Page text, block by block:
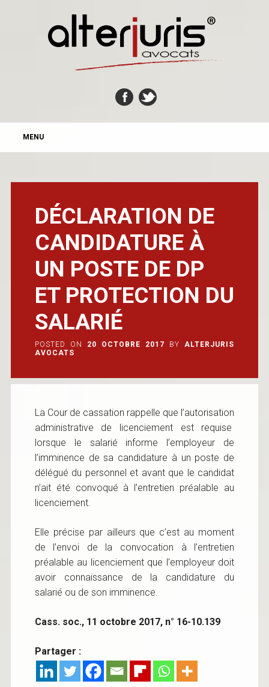
MAIN MENU
MENU
DÉCLARATION DE
CANDIDATURE À
UN POSTE DE DP
ET PROTECTION DU
SALARIÉ
POSTED ON 20 OCTOBRE 2017 BY
ALTERJURIS
AVOCATS
La Cour de cassation rappelle que l’autorisation
administrative de licenciement est requise
lorsque le salarié informe l’employeur de
l’imminence de sa candidature à un poste de
délégué du personnel et avant que le candidat
n’ait été convoqué à l’entretien préalable au
licenciement.
Elle précise par ailleurs que c’est au moment
de l’envoi de la convocation à l’entretien
préalable au licenciement que l’employeur doit
avoir connaissance de la candidature du
salarié ou de son imminence.
Cass. soc., 11 octobre 2017, n° 16-10.139
Partager :